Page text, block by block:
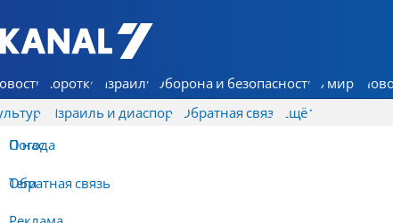
7 КАНАЛ - Аруц Шева
Коротко Израиль Оборона и безопасность В мире
Израиль и диаспора Обратная связь
О нас
Обратная связь
Ещё
Погода
Теги